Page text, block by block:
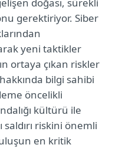
gerektiriyor. Siber
yeni taktikler
ortaya çıkan riskler
bilgi sahibi
öncelikli
kültürü ile
riskini önemli
en kritik